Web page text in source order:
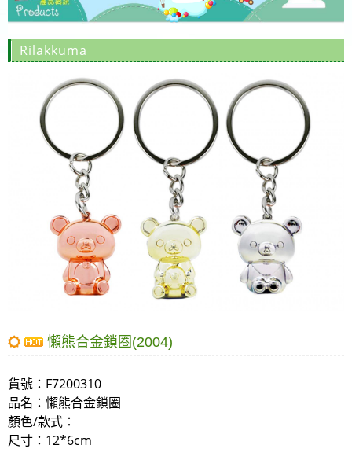
Rilakkuma
懶熊合金鎖圈(2004)
貨號： F7200310
品名： 懶熊合金鎖圈
顏色/款式：
尺寸 ：12*6cm